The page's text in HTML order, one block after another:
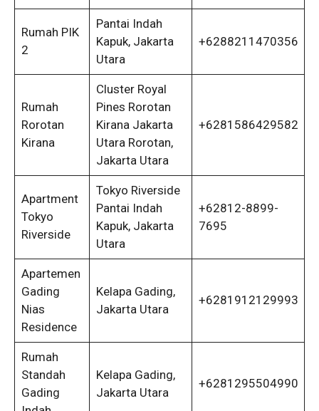
Rumah PIK
2
Pantai Indah
Kapuk, Jakarta
Utara
+6288211470356
Rumah
Rorotan
Kirana
Cluster Royal
Pines Rorotan
Kirana Jakarta
Utara Rorotan,
Jakarta Utara
+6281586429582
Apartment
Tokyo
Riverside
Tokyo Riverside
Pantai Indah
Kapuk, Jakarta
Utara
+62812-8899-
7695
Apartemen
Gading
Nias
Residence
Kelapa Gading,
Jakarta Utara
+6281912129993
Rumah
Standah
Gading
Kelapa Gading,
Jakarta Utara
+6281295504990